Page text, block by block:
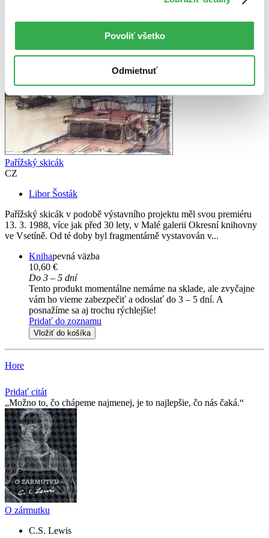
Povoliť všetko
Odmietnuť
Pařížský skicák
CZ
Libor Šosták
Pařížský skicák v podobě výstavního projektu měl svou premiéru
13. 3. 1988, více jak před 30 lety, v Malé galerii Okresní knihovny
ve Vsetíně. Od té doby byl fragmentárně vystavován v...
Knihapevná väzba
10,60 €
Do 3 – 5 dní
Tento produkt momentálne nemáme na sklade, ale zvyčajne
vám ho vieme zabezpečiť a odoslať do 3 – 5 dní. A
posnažíme sa aj trochu rýchlejšie!
Pridať do zoznamu
Vložiť do košíka
Hore
Pridať citát
Možno to, čo chápeme najmenej, je to najlepšie, čo nás čaká.
O zármutku
C.S. Lewis